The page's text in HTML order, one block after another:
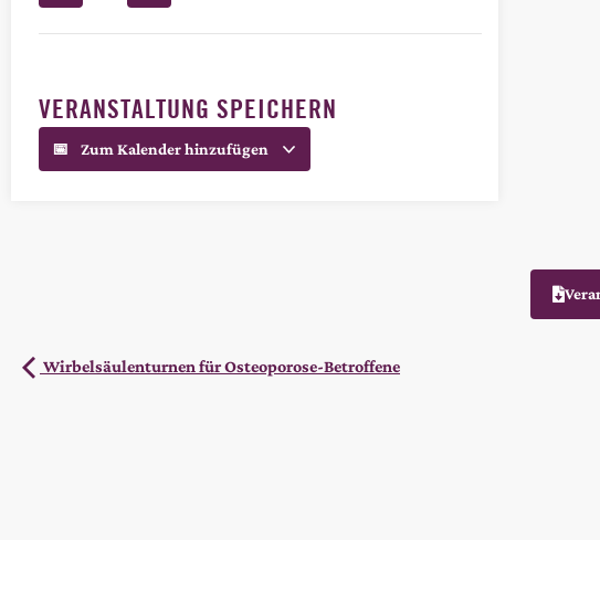
VERANSTALTUNG SPEICHERN
Zum Kalender hinzufügen
Wirbelsäulenturnen für Osteoporose-Betroffene